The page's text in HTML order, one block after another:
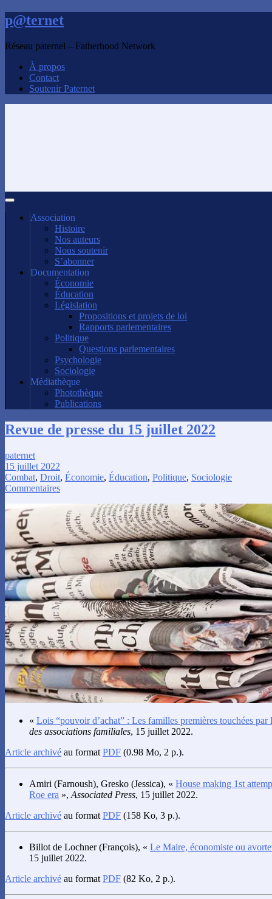
p@ternet
Réseau paternel – Fatherhood Network
À propos
Contact
Soutenir Paternet
Association
Histoire
Nos auteurs
Nous soutenir
S’abonner
Documentation
Économie
Éducation
Législation
Propositions et projets de loi
Rapports parlementaires
Politique
Questions parlementaires
Psychologie
Sociologie
Médiathèque
Photothèque
Publications
Revue de presse du 15 juillet 2022
paternet
15 juillet 2022
Combat, Droit, Économie, Éducation, Politique, Sociologie
Commentaires
« Lois “pouvoir d’achat” : Les familles premières touchées par
des associations familiales, 15 juillet 2022.
Article archivé au format PDF (0.98 Mo, 2 p.).
Amiri (Farnoush), Gresko (Jessica), « House making 1st
Roe era », Associated Press, 15 juillet 2022.
Article archivé au format PDF (158 Ko, 3 p.).
Billot de Lochner(François), « Le Maire, économiste ou
15 juillet 2022.
Article archivé au format PDF (82 Ko, 2 p.).